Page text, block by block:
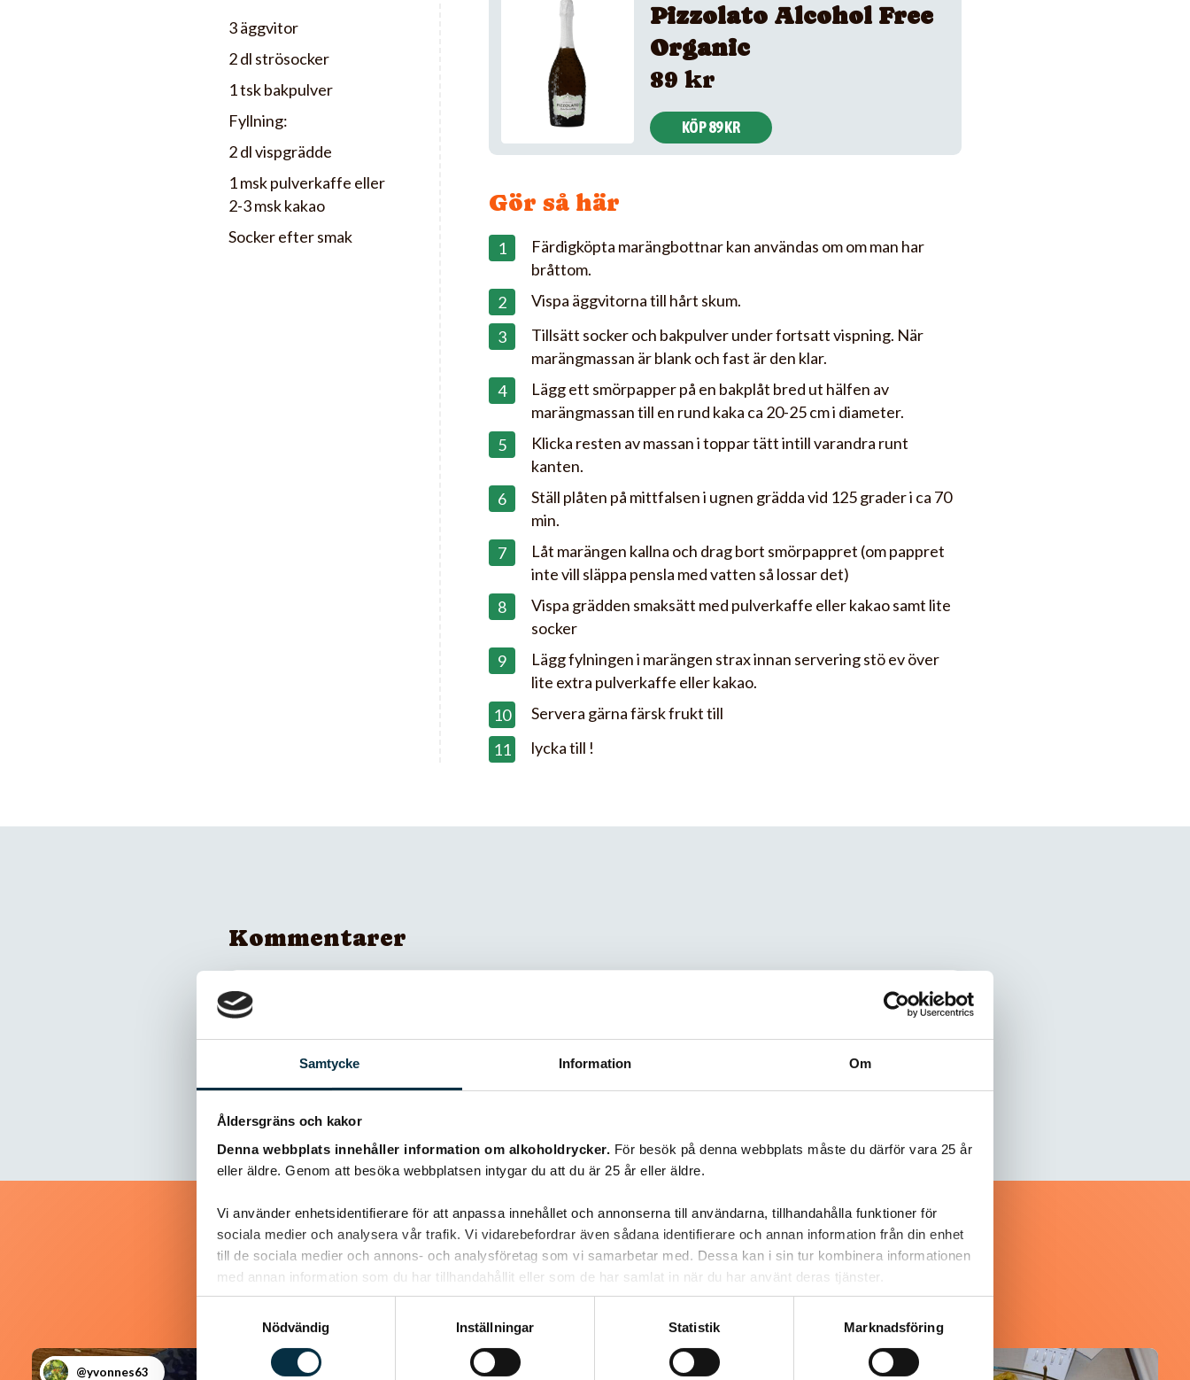
Samtycke Information Om
Åldersgräns och kakor
Denna webbplats innehåller information om alkoholdrycker. För besök på denna webbplats måste du därför vara 25 år
eller äldre. Genom att besöka webbplatsen intygar du att du är 25 år eller äldre.
Vi använder enhetsidentifierare för att anpassa innehållet och annonserna till användarna, tillhandahålla funktioner för
sociala medier och analysera vår trafik. Vi vidarebefordrar även sådana identifierare och annan information från din enhet
till de sociala medier och annons- och analysföretag som vi samarbetar med. Dessa kan i sin tur kombinera informationen
med annan information som du har tillhandahållit eller som de har samlat in när du har använt deras tjänster.
Nödvändig
Inställningar Statistik Marknadsföring
3 äggvitor
2 dl strösocker
1 tsk bakpulver
Fyllning:
2 dl vispgrädde
1 msk pulverkaffe eller
2-3 msk kakao
Socker efter smak
Pizzolato Alcohol Free
Organic
89 kr
KÖP 89 KR
Gör så här
Färdigköpta marängbottnar kan användas om om man har
bråttom.
Vispa äggvitorna till hårt skum.
Tillsätt socker och bakpulver under fortsatt vispning. När
marängmassan är blank och fast är den klar.
Lägg ett smörpapper på en bakplåt bred ut hälfen av
marängmassan till en rund kaka ca 20-25 cm i diameter.
Klicka resten av massan i toppar tätt intill varandra runt
kanten.
Ställ plåten på mittfalsen i ugnen grädda vid 125 grader i ca 70
min.
Låt marängen kallna och drag bort smörpappret (om pappret
inte vill släppa pensla med vatten så lossar det)
Vispa grädden smaksätt med pulverkaffe eller kakao samt lite
socker
Lägg fylningen i marängen strax innan servering stö ev över
lite extra pulverkaffe eller kakao.
Servera gärna färsk frukt till
lycka till !
Kommentarer
Liknande recept
@yvonnes63 @snuttan66 @koppargrytan